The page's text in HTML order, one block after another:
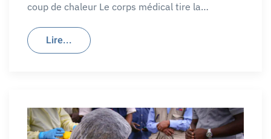
coup de chaleur Le corps médical tire la…
Lire...